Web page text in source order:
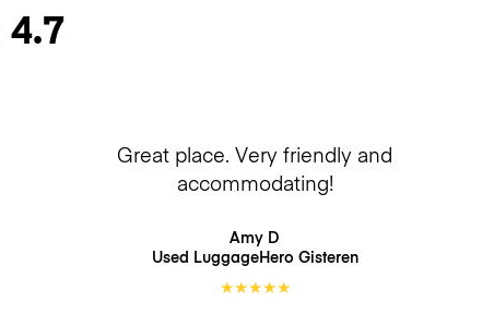
4.7
Great place. Very friendly and
accommodating!
Amy D
Used LuggageHero Gisteren
★★★★★